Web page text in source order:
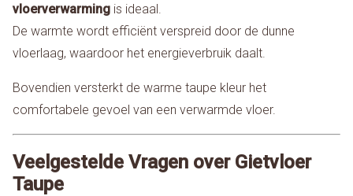
vloerverwarmingis ideaal.
De warmte wordt efficiënt verspreid door de dunne
vloerlaag, waardoor het energieverbruik daalt.
Bovendien versterkt de warme taupe kleur het
comfortabele gevoel van een verwarmde vloer.
Veelgestelde Vragen over Gietvloer
Taupe